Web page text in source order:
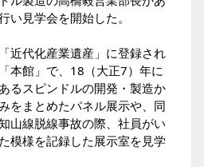
い見学会を開始した。
近代化産業遺産」に登録され
本館」で、18（大正7）年に
るスピンドルの開発・製造か
をまとめたパネル展示や、同
山線脱線事故の際、社員がい
模様を記録した展示室を見学